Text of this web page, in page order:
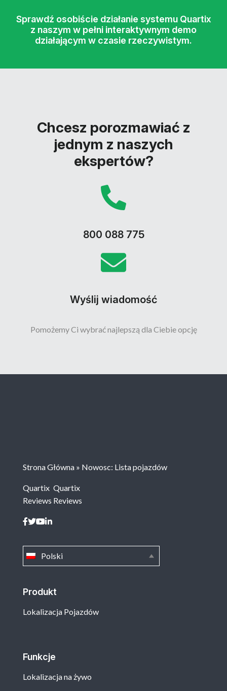
Sprawdź osobiście działanie systemu Quartix
z naszym w pełni interaktywnym demo
działającym w czasie rzeczywistym.
Chcesz porozmawiać z
jednym z naszych
ekspertów?
800 088 775
Wyślij wiadomość
Pomożemy Ci wybrać najlepszą dla Ciebie opcję
Produkt
Lokalizacja Pojazdów
Funkcje
Lokalizacja na żywo
Polski
Strona Główna » Nowosc: Lista pojazdów
Quartix
Reviews
Quartix
Reviews